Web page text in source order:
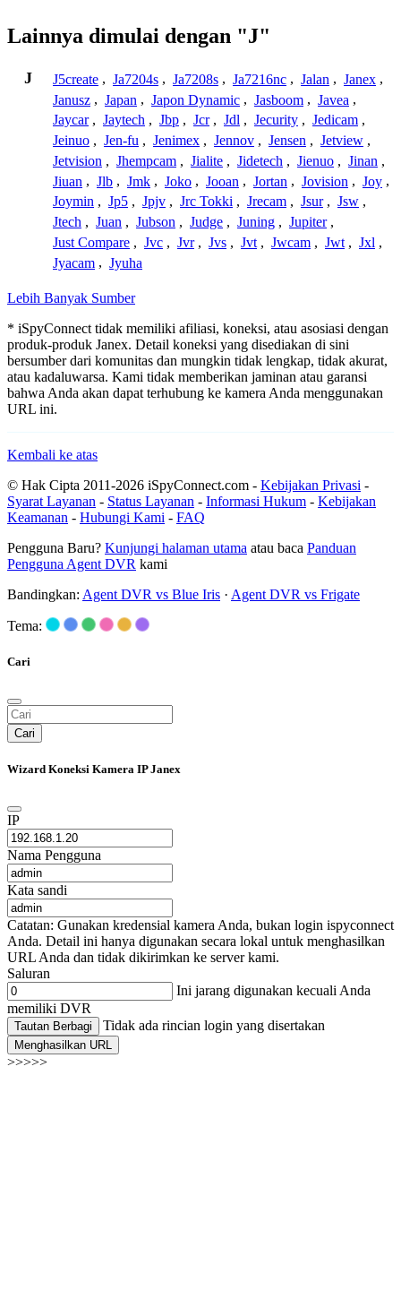
Lainnya dimulai dengan "J"
J J5create , Ja7204s , Ja7208s , Ja7216nc , Jalan , Janex ,
Janusz , Japan , Japon Dynamic , Jasboom , Javea ,
Jaycar , Jaytech , Jbp , Jcr , Jdl , Jecurity , Jedicam ,
Jeinuo , Jen-fu , Jenimex , Jennov , Jensen , Jetview ,
Jetvision , Jhempcam , Jialite , Jidetech , Jienuo , Jinan ,
Jiuan , Jlb , Jmk , Joko , Jooan , Jortan , Jovision , Joy ,
Joymin , Jp5 , Jpjv , Jrc Tokki , Jrecam , Jsur , Jsw ,
Jtech , Juan , Jubson , Judge , Juning , Jupiter ,
Just Compare , Jvc , Jvr , Jvs , Jvt , Jwcam , Jwt , Jxl ,
Jyacam , Jyuha
Lebih Banyak Sumber
* iSpyConnect tidak memiliki afiliasi, koneksi, atau asosiasi dengan
produk-produk Janex. Detail koneksi yang disediakan di sini
bersumber dari komunitas dan mungkin tidak lengkap, tidak akurat,
atau kadaluwarsa. Kami tidak memberikan jaminan atau garansi
bahwa Anda akan dapat terhubung ke kamera Anda menggunakan
URL ini.
Kembali ke atas
© Hak Cipta 2011-2026 iSpyConnect.com - Kebijakan Privasi -
Syarat Layanan - Status Layanan - Informasi Hukum - Kebijakan
Keamanan - Hubungi Kami - FAQ
Pengguna Baru? Kunjungi halaman utama atau baca Panduan
Pengguna Agent DVR kami
Bandingkan: Agent DVR vs Blue Iris · Agent DVR vs Frigate
Tema:
Cari
Cari
Wizard Koneksi Kamera IP Janex
IP
Nama Pengguna
Kata sandi
Catatan: Gunakan kredensial kamera Anda, bukan login ispyconnect
Anda. Detail ini hanya digunakan secara lokal untuk menghasilkan
URL Anda dan tidak dikirimkan ke server kami.
Saluran
Ini jarang digunakan kecuali Anda
memiliki DVR
Tautan Berbagi Tidak ada rincian login yang disertakan
Menghasilkan URL
>>>>>